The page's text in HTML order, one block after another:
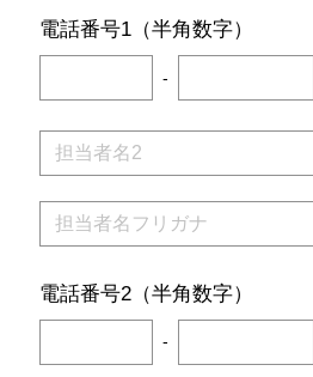
電話番号1（半角数字）
-
電話番号2（半角数字）
-